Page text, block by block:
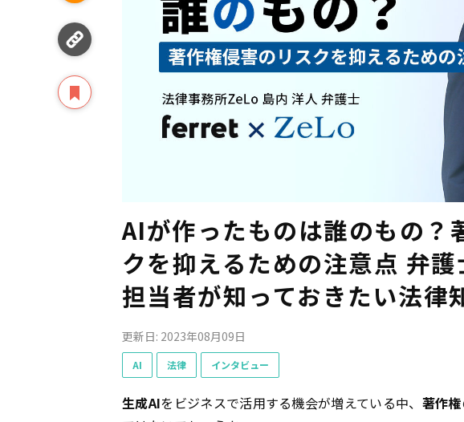
AIが作ったものは誰のもの？
クを抑えるための注意点 弁
担当者が知っておきたい法律
更新日: 2023年08月09日
AI 法律 インタビュー
生成AIをビジネスで活用する機会が増えている中、 著作権